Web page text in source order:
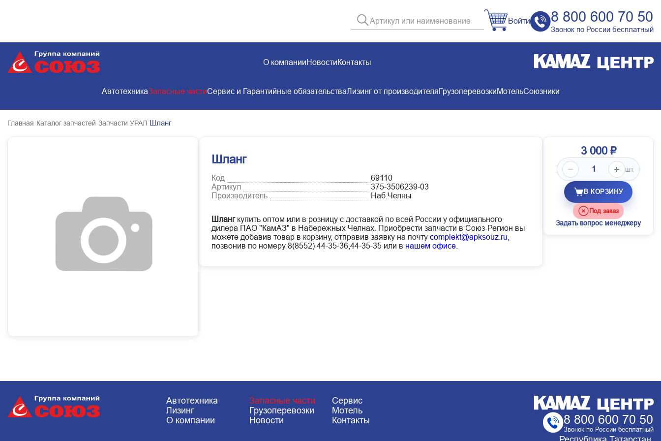
Войти 8 800 600 70 50
Звонок по России бесплатный
О компанииНовостиКонтакты
АвтотехникаЗапасные частиСервис и Гарантийные обязательстваЛизинг от производителяГрузоперевозкиМотельСоюзники
Главная Каталог запчастей Запчасти УРАЛ Шланг
Шланг
Код
69110
Артикул
375-3506239-03
Производитель
Наб.Челны
Шлангкупить оптом или в розницу с доставкой по всей России у официального
дилера ПАО "КамАЗ" в Набережных Челнах. Приобрести запчасти в Союз-Регион вы
можете добавив товар в корзину, отправив заявку на почту complekt@apksouz.ru,
позвонив по номеру 8(8552) 44-35-36,44-35-35 или в нашем офисе
3 000 ₽
шт.
В КОРЗИНУ
Под заказ
Задать вопрос менеджеру
Автотехника Запасные части
Сервис
Лизинг
Грузоперевозки
Мотель
О компании
Новости Контакты 8 800 600 70 50
Звонок по России бесплатный